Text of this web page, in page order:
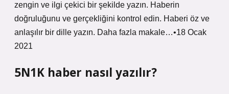
zengin ve ilgi çekici bir şekilde yazın. Haberin
doğruluğunu ve gerçekliğini kontrol edin. Haberi öz ve
anlaşılır bir dille yazın. Daha fazla makale…•18 Ocak
2021
5N1K haber nasıl yazılır?